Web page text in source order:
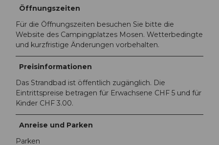
Öffnungszeiten
Für die Öffnungszeiten besuchen Sie bitte die
Website des Campingplatzes Mosen. Wetterbedingte
und kurzfristige Änderungen vorbehalten.
Preisinformationen
Das Strandbad ist öffentlich zugänglich. Die
Eintrittspreise betragen für Erwachsene CHF 5 und für
Kinder CHF 3.00.
Anreise und Parken
Parken